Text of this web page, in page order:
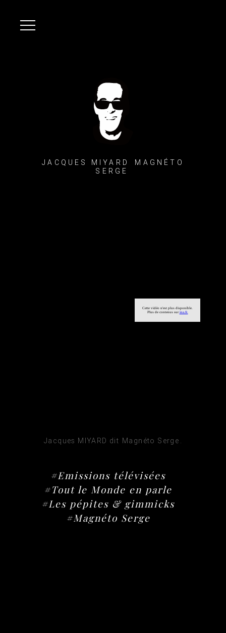
JACQUES MIYARD MAGNÉTO
SERGE
Jacques MIYARD dit Magnéto Serge.
#Emissions télévisées
#Tout le Monde en parle
#Les pépites & gimmicks
#Magnéto Serge